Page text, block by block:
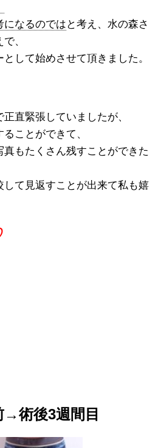
になるのでは と考え、水の森さ
、
して始めさせて頂きました。
直緊張していましたが、
ことができて、
もたくさん残すことができた
て見返すことが出来て私も嬉
術後3週間目